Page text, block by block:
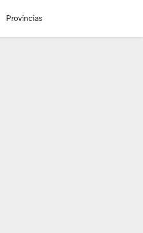
Provincias